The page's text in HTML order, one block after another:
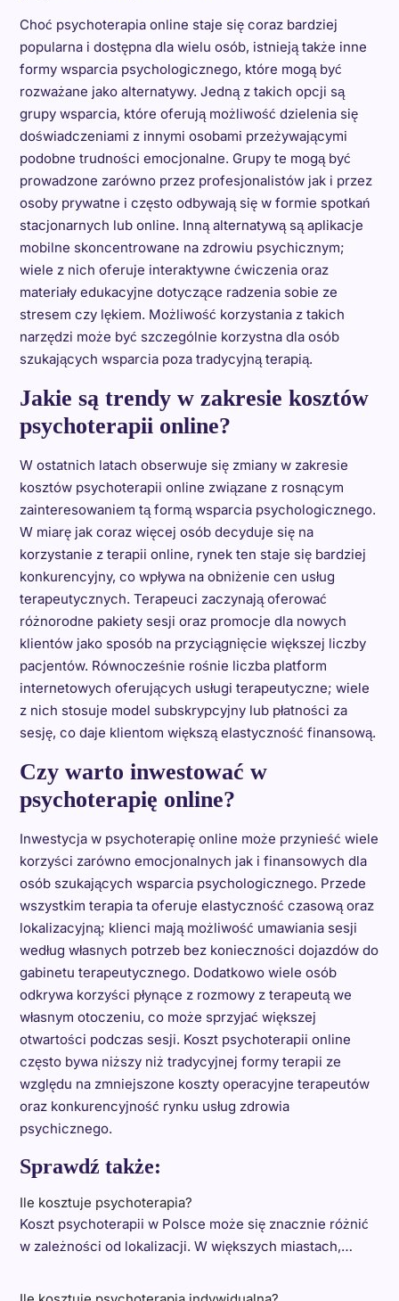
Choć psychoterapia online staje się coraz bardziej
popularna i dostępna dla wielu osób, istnieją także inne
formy wsparcia psychologicznego, które mogą być
rozważane jako alternatywy. Jedną z takich opcji są
grupy wsparcia, które oferują możliwość dzielenia się
doświadczeniami z innymi osobami przeżywającymi
podobne trudności emocjonalne. Grupy te mogą być
prowadzone zarówno przez profesjonalistów jak i przez
osoby prywatne i często odbywają się w formie spotkań
stacjonarnych lub online. Inną alternatywą są aplikacje
mobilne skoncentrowane na zdrowiu psychicznym;
wiele z nich oferuje interaktywne ćwiczenia oraz
materiały edukacyjne dotyczące radzenia sobie ze
stresem czy lękiem. Możliwość korzystania z takich
narzędzi może być szczególnie korzystna dla osób
szukających wsparcia poza tradycyjną terapią.
Jakie są trendy w zakresie kosztów
psychoterapii online?
W ostatnich latach obserwuje się zmiany w zakresie
kosztów psychoterapii online związane z rosnącym
zainteresowaniem tą formą wsparcia psychologicznego.
W miarę jak coraz więcej osób decyduje się na
korzystanie z terapii online, rynek ten staje się bardziej
konkurencyjny, co wpływa na obniżenie cen usług
terapeutycznych. Terapeuci zaczynają oferować
różnorodne pakiety sesji oraz promocje dla nowych
klientów jako sposób na przyciągnięcie większej liczby
pacjentów. Równocześnie rośnie liczba platform
internetowych oferujących usługi terapeutyczne; wiele
z nich stosuje model subskrypcyjny lub płatności za
sesję, co daje klientom większą elastyczność finansową.
Czy warto inwestować w
psychoterapię online?
Inwestycja w psychoterapię online może przynieść wiele
korzyści zarówno emocjonalnych jak i finansowych dla
osób szukających wsparcia psychologicznego. Przede
wszystkim terapia ta oferuje elastyczność czasową oraz
lokalizacyjną; klienci mają możliwość umawiania sesji
według własnych potrzeb bez konieczności dojazdów do
gabinetu terapeutycznego. Dodatkowo wiele osób
odkrywa korzyści płynące z rozmowy z terapeutą we
własnym otoczeniu, co może sprzyjać większej
otwartości podczas sesji. Koszt psychoterapii online
często bywa niższy niż tradycyjnej formy terapii ze
względu na zmniejszone koszty operacyjne terapeutów
oraz konkurencyjność rynku usług zdrowia
psychicznego.
Sprawdź także:
Ile kosztuje psychoterapia?
Koszt psychoterapii w Polsce może się znacznie różnić
w zależności od lokalizacji. W większych miastach,…